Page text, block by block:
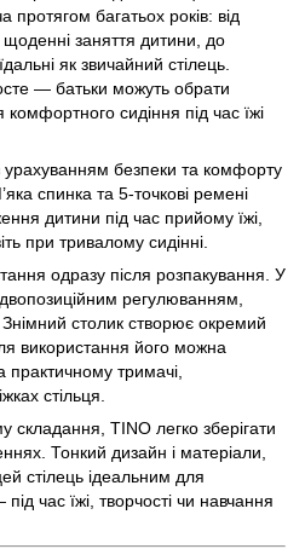
протягом багатьох років: від
заняття дитини, до
як звичайний стілець.
— батьки можуть обрати
сидіння під час їжі
безпеки та комфорту
спинка та 5-точкові ремені
дитини під час прийому їжі,
при тривалому сидінні.
одразу після розпакування. У
регулюванням,
столик створює окремий
використання його можна
практичному тримачі,
стільця.
складання, TINO легко зберігати
Тонкий дизайн і матеріали,
стілець ідеальним для
час їжі, творчості чи навчання